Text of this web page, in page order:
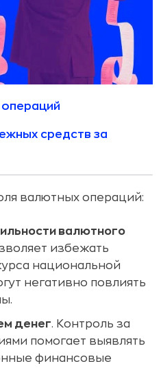
средств за
валютных операций:
валютного
избежать
национальной
негативно повлиять
денег. Контроль за
помогает выявлять
финансовые